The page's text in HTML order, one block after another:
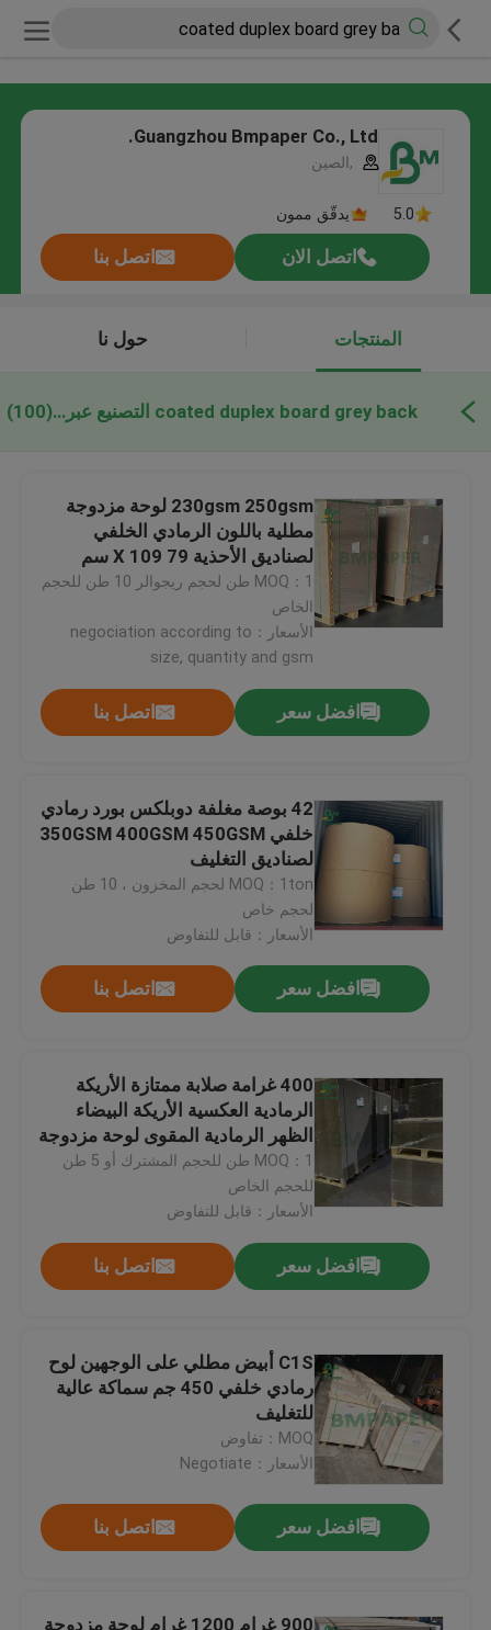
Guangzhou Bmpaper Co., Ltd.
,الصين
5.0 يدقّق ممون
اتصل الان اتصل بنا
المنتجات حول نا
coated duplex board grey back التصنيع عبر الإنترنت(100)
230gsm 250gsm لوحة مزدوجة
مطلية باللون الرمادي الخلفي
لصناديق الأحذية 79 X 109 سم
MOQ：1 طن لحجم ريجوالر 10 طن للحجم
الخاص
الأسعار：negociation according to
size, quantity and gsm
افضل سعر اتصل بنا
42 بوصة مغلفة دوبلكس بورد رمادي
خلفي 350GSM 400GSM 450GSM
لصناديق التغليف
MOQ：1ton لحجم المخزون ، 10 طن
لحجم خاص
الأسعار：قابل للتفاوض
افضل سعر اتصل بنا
400 غرامة صلابة ممتازة الأريكة
الرمادية العكسية الأريكة البيضاء
الظهر الرمادية المقوى لوحة مزدوجة
MOQ：1 طن للحجم المشترك أو 5 طن
للحجم الخاص
الأسعار：قابل للتفاوض
افضل سعر اتصل بنا
C1S أبيض مطلي على الوجهين لوح
رمادي خلفي 450 جم سماكة عالية
للتغليف
MOQ：تفاوض
الأسعار：Negotiate
افضل سعر اتصل بنا
900 غرام 1200 غرام لوحة مزدوجة